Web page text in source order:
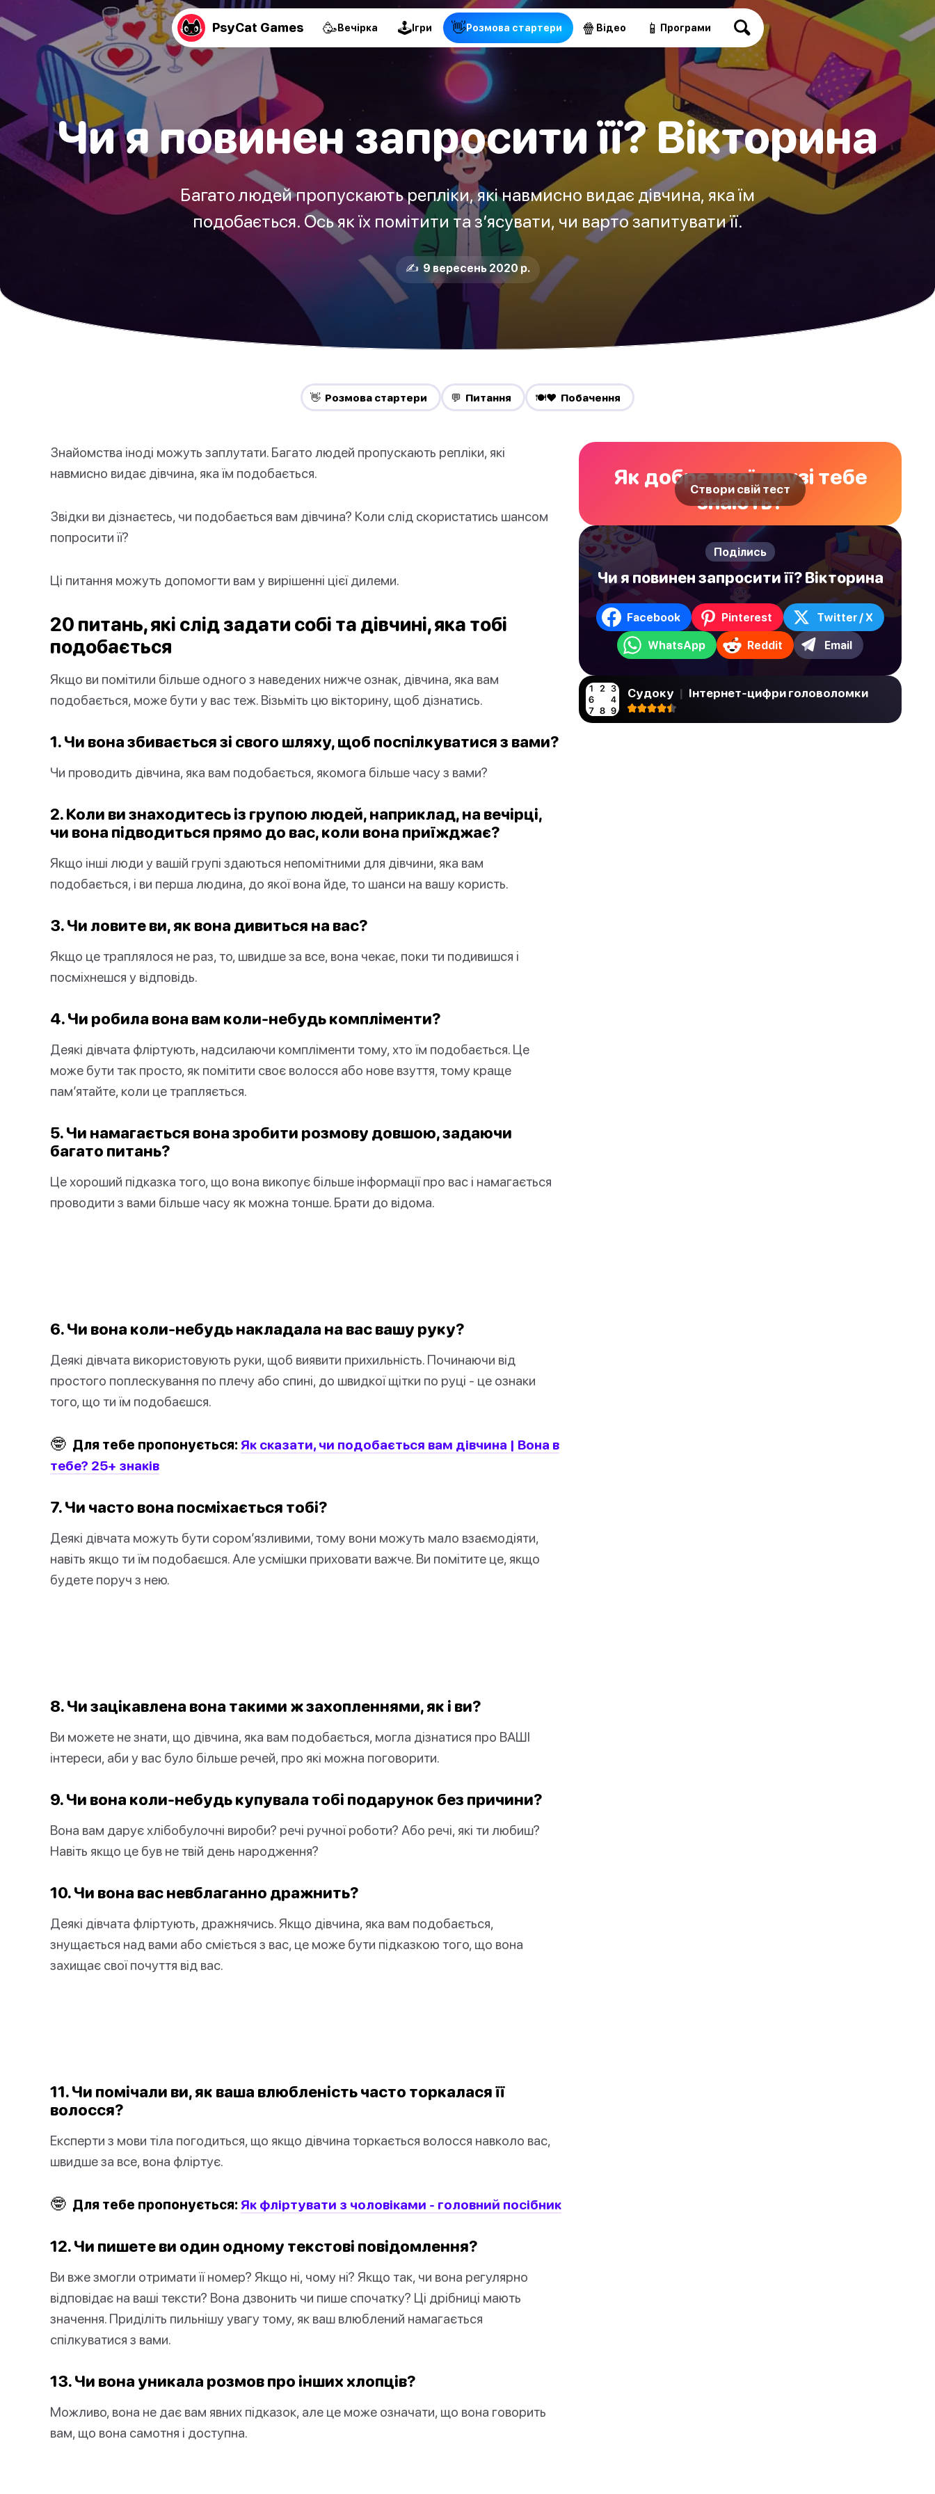
PsyCat Games 🥳Вечірка 🕹Ігри 👋Pозмова стартери 🍿 Відео 📱 Програми
Чи я повинен запросити її? Вікторина
Багато людей пропускають репліки, які навмисно видає дівчина, яка їм
подобається. Ось як їх помітити та з’ясувати, чи варто запитувати її.
✍️ 9 вересень 2020 р.
👋 Pозмова стартери 💬 Питання 🍽️❤️ Побачення
Знайомства іноді можуть заплутати. Багато людей пропускають репліки, які
навмисно видає дівчина, яка їм подобається.
Звідки ви дізнаєтесь, чи подобається вам дівчина? Коли слід скористатись шансом
попросити її?
Ці питання можуть допомогти вам у вирішенні цієї дилеми.
20 питань, які слід задати собі та дівчині, яка тобі
подобається
Якщо ви помітили більше одного з наведених нижче ознак, дівчина, яка вам
подобається, може бути у вас теж. Візьміть цю вікторину, щоб дізнатись.
1. Чи вона збивається зі свого шляху, щоб поспілкуватися з вами?
Чи проводить дівчина, яка вам подобається, якомога більше часу з вами?
2. Коли ви знаходитесь із групою людей, наприклад, на вечірці,
чи вона підводиться прямо до вас, коли вона приїжджає?
Якщо інші люди у вашій групі здаються непомітними для дівчини, яка вам
подобається, і ви перша людина, до якої вона йде, то шанси на вашу користь.
3. Чи ловите ви, як вона дивиться на вас?
Якщо це траплялося не раз, то, швидше за все, вона чекає, поки ти подивишся і
посміхнешся у відповідь.
4. Чи робила вона вам коли-небудь компліменти?
Деякі дівчата фліртують, надсилаючи компліменти тому, хто їм подобається. Це
може бути так просто, як помітити своє волосся або нове взуття, тому краще
пам’ятайте, коли це трапляється.
5. Чи намагається вона зробити розмову довшою, задаючи
багато питань?
Це хороший підказка того, що вона викопує більше інформації про вас і намагається
проводити з вами більше часу як можна тонше. Брати до відома.
6. Чи вона коли-небудь накладала на вас вашу руку?
Деякі дівчата використовують руки, щоб виявити прихильність. Починаючи від
простого поплескування по плечу або спині, до швидкої щітки по руці - це ознаки
того, що ти їм подобаєшся.
🤓 Для тебе пропонується: Як сказати, чи подобається вам дівчина | Вона в
тебе? 25+ знаків
7. Чи часто вона посміхається тобі?
Деякі дівчата можуть бути сором’язливими, тому вони можуть мало взаємодіяти,
навіть якщо ти їм подобаєшся. Але усмішки приховати важче. Ви помітите це, якщо
будете поруч з нею.
8. Чи зацікавлена вона такими ж захопленнями, як і ви?
Ви можете не знати, що дівчина, яка вам подобається, могла дізнатися про ВАШІ
інтереси, аби у вас було більше речей, про які можна поговорити.
9. Чи вона коли-небудь купувала тобі подарунок без причини?
Вона вам дарує хлібобулочні вироби? речі ручної роботи? Або речі, які ти любиш?
Навіть якщо це був не твій день народження?
10. Чи вона вас невблаганно дражнить?
Деякі дівчата фліртують, дражнячись. Якщо дівчина, яка вам подобається,
знущається над вами або сміється з вас, це може бути підказкою того, що вона
захищає свої почуття від вас.
11. Чи помічали ви, як ваша влюбленість часто торкалася її
волосся?
Експерти з мови тіла погодиться, що якщо дівчина торкається волосся навколо вас,
швидше за все, вона фліртує.
🤓 Для тебе пропонується: Як фліртувати з чоловіками - головний посібник
12. Чи пишете ви один одному текстові повідомлення?
Ви вже змогли отримати її номер? Якщо ні, чому ні? Якщо так, чи вона регулярно
відповідає на ваші тексти? Вона дзвонить чи пише спочатку? Ці дрібниці мають
значення. Приділіть пильнішу увагу тому, як ваш влюблений намагається
спілкуватися з вами.
13. Чи вона уникала розмов про інших хлопців?
Можливо, вона не дає вам явних підказок, але це може означати, що вона говорить
вам, що вона самотня і доступна.
Як добре твої друзі тебе
знають?
Створи свій тест
Поділись
Чи я повинен запросити її? Вікторина
Facebook Pinterest Twitter / X
WhatsApp Reddit Email
Судоку | Інтернет-цифри головоломки